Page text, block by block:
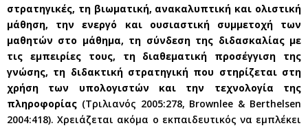
στρατηγικές, τη βιωματική, ανακαλυπτική και ολιστική
μάθηση, την ενεργό και ουσιαστική συμμετοχή των
μαθητών στο μάθημα, τη σύνδεση της διδασκαλίας με
τις εμπειρίες τους, τη διαθεματική προσέγγιση της
γνώσης, τη διδακτική στρατηγική που στηρίζεται στη
χρήση των υπολογιστών και την τεχνολογία της
πληροφορίας (Τριλιανός 2005:278, Brownlee & Berthelsen
2004:418). Χρειάζεται ακόμα ο εκπαιδευτικός να εμπλέκει